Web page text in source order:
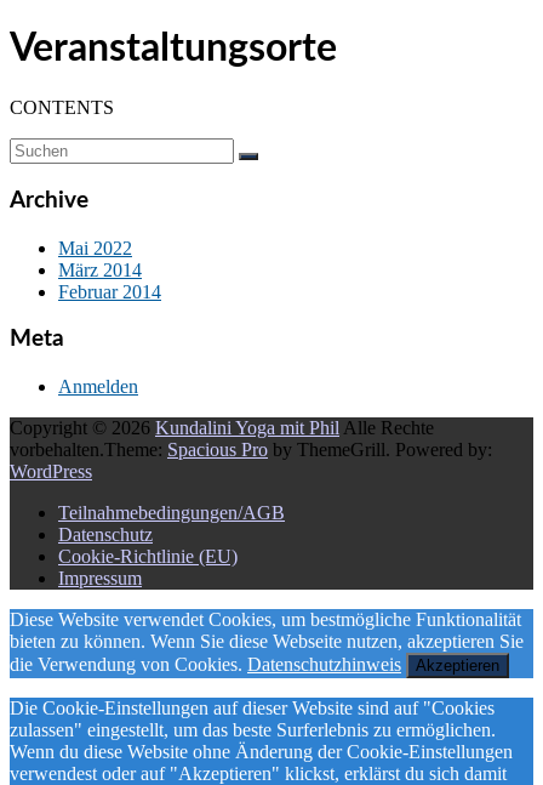
Veranstaltungsorte
CONTENTS
Archive
Mai 2022
März 2014
Februar 2014
Meta
Anmelden
Copyright © 2026 Kundalini Yoga mit Phil Alle Rechte
vorbehalten.Theme: Spacious Pro by ThemeGrill. Powered by:
WordPress
Teilnahmebedingungen/AGB
Datenschutz
Cookie-Richtlinie (EU)
Impressum
Diese Website verwendet Cookies, um bestmögliche Funktionalität
bieten zu können. Wenn Sie diese Webseite nutzen, akzeptieren Sie
die Verwendung von Cookies. Datenschutzhinweis Akzeptieren
Die Cookie-Einstellungen auf dieser Website sind auf "Cookies
zulassen" eingestellt, um das beste Surferlebnis zu ermöglichen.
Wenn du diese Website ohne Änderung der Cookie-Einstellungen
verwendest oder auf "Akzeptieren" klickst, erklärst du sich damit